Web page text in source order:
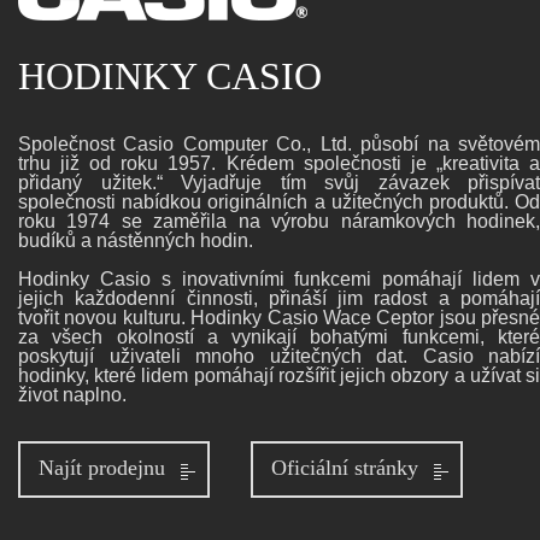
HODINKY CASIO
Společnost Casio Computer Co., Ltd. působí na světovém
trhu již od roku 1957. Krédem společnosti je „kreativita a
přidaný užitek.“ Vyjadřuje tím svůj závazek přispívat
společnosti nabídkou originálních a užitečných produktů. Od
roku 1974 se zaměřila na výrobu náramkových hodinek,
budíků a nástěnných hodin.
Hodinky Casio s inovativními funkcemi pomáhají lidem v
jejich každodenní činnosti, přináší jim radost a pomáhají
tvořit novou kulturu. Hodinky Casio Wace Ceptor jsou přesné
za všech okolností a vynikají bohatými funkcemi, které
poskytují uživateli mnoho užitečných dat. Casio nabízí
hodinky, které lidem pomáhají rozšířit jejich obzory a užívat si
život naplno.
Najít prodejnu Oficiální stránky